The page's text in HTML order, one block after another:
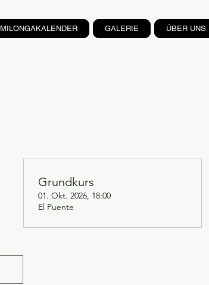
MILONGAKALENDER GALERIE ÜBER UNS
Grundkurs
01. Okt. 2026, 18:00
El Puente